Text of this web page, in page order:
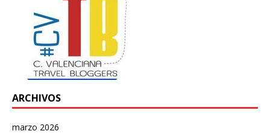
ARCHIVOS
marzo 2026